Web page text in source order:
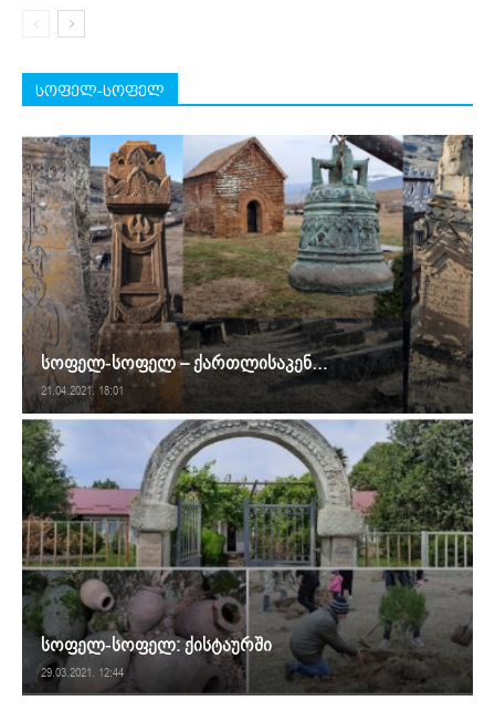
სოფელ-სოფელ
სოფელ-სოფელ – ქართლისაკენ…
21.04.2021. 18:01
სოფელ-სოფელ: ქისტაურში
29.03.2021. 12:44